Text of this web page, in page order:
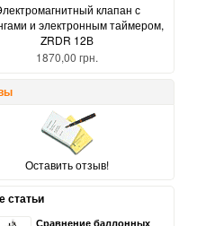
клапан с
и электронным таймером,
ZRDR 12В
1870,00 грн.
Оставить отзыв!
статьи
Сравнение баллонных